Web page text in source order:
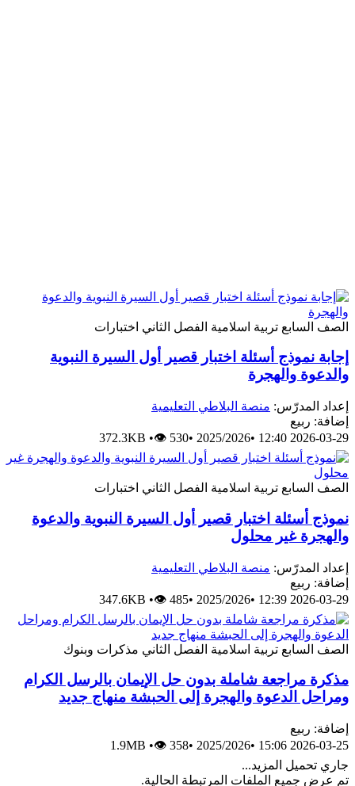
الصف السابع تربية اسلامية الفصل الثاني اختبارات
إجابة نموذج أسئلة اختبار قصير أول السيرة النبوية
والدعوة والهجرة
إعداد المدرّس: منصة البلاطي التعليمية
إضافة: ربيع
2026-03-29 12:40
•
2025/2026
•
372.3KB •👁 530
الصف السابع تربية اسلامية الفصل الثاني اختبارات
نموذج أسئلة اختبار قصير أول السيرة النبوية والدعوة
والهجرة غير محلول
إعداد المدرّس: منصة البلاطي التعليمية
إضافة: ربيع
2026-03-29 12:39
•
2025/2026
•
347.6KB •👁 485
الصف السابع تربية اسلامية الفصل الثاني مذكرات وبنوك
مذكرة مراجعة شاملة بدون حل الإيمان بالرسل الكرام
ومراحل الدعوة والهجرة إلى الحبشة منهاج جديد
إضافة: ربيع
2026-03-25 15:06
•
2025/2026
•
1.9MB •👁 358
جاري تحميل المزيد...
تم عرض جميع الملفات المرتبطة الحالية.